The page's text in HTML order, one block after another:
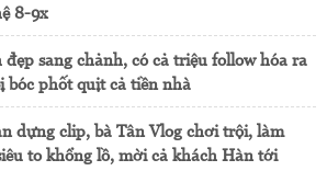
8-9x
sang chảnh, có cả triệu follow hóa ra
bóc phốt quịt cả tiền nhà
dựng clip, bà Tân Vlog chơi trội, làm
to khổng lồ, mời cả khách Hàn tới